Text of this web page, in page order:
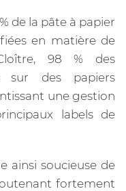
de la pâte à papier
en matière de
98 % des
sur des papiers
une gestion
labels de
ainsi soucieuse de
fortement